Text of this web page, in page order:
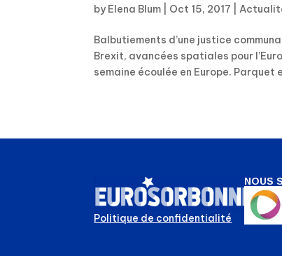
by Elena Blum Oct 15, 2017 |
Balbutiements d’une justice
Brexit, avancées spatiales pour
semaine écoulée en Europe. Parquet
Politique de confidentialité
NOUS